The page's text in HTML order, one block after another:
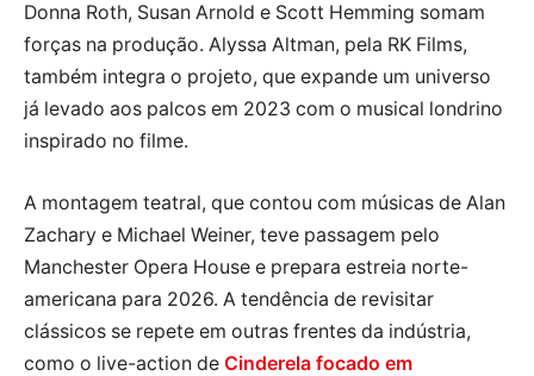
Donna Roth, Susan Arnold e Scott Hemming somam
forças na produção. Alyssa Altman, pela RK Films,
também integra o projeto, que expande um universo
já levado aos palcos em 2023 com o musical londrino
inspirado no filme.
A montagem teatral, que contou com músicas de Alan
Zachary e Michael Weiner, teve passagem pelo
Manchester Opera House e prepara estreia norte-
americana para 2026. A tendência de revisitar
clássicos se repete em outras frentes da indústria,
como o live-action de Cinderela focado em